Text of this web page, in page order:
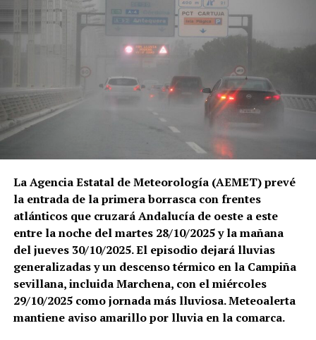
La Agencia Estatal de Meteorología (AEMET) prevé
la entrada de la primera borrasca con frentes
atlánticos que cruzará Andalucía de oeste a este
entre la noche del martes 28/10/2025 y la mañana
del jueves 30/10/2025. El episodio dejará lluvias
generalizadas y un descenso térmico en la Campiña
sevillana, incluida Marchena, con el miércoles
29/10/2025 como jornada más lluviosa. Meteoalerta
mantiene aviso amarillo por lluvia en la comarca.